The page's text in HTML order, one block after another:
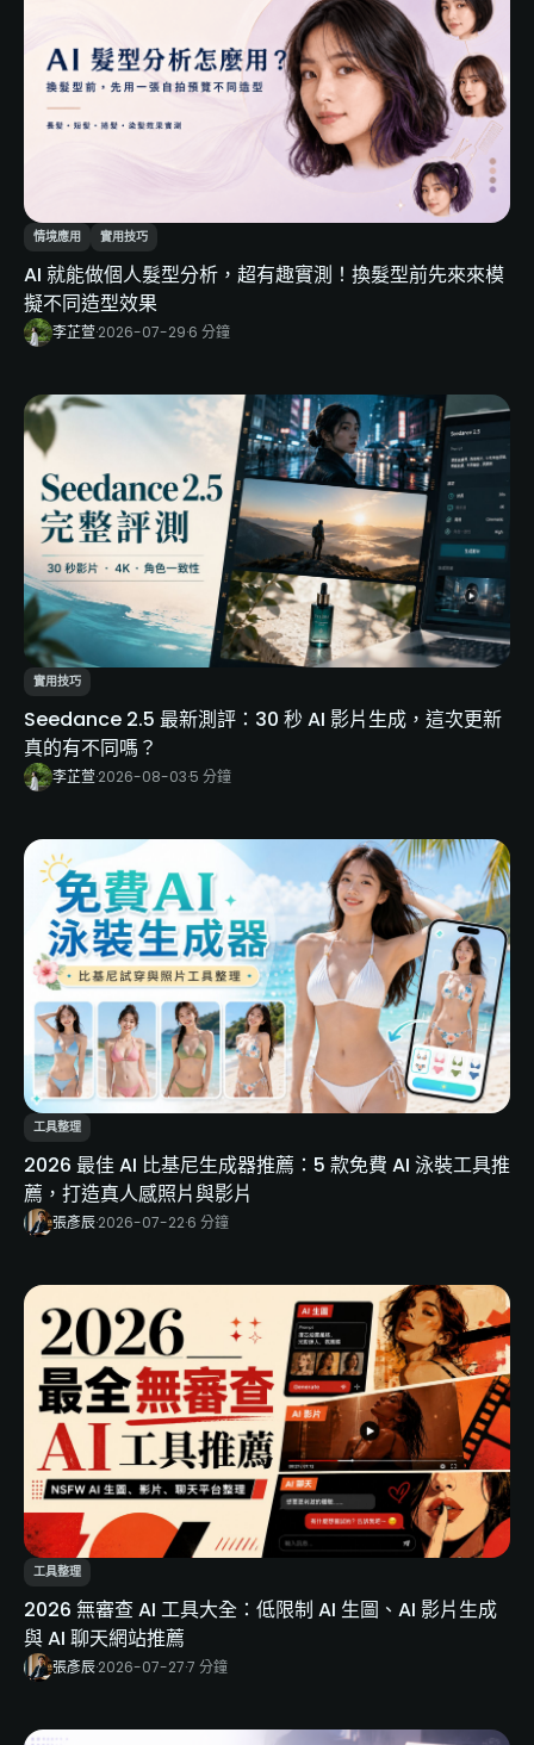
情境應用 實用技巧
AI 就能做個人髮型分析，超有趣實測！換髮型前先來來模
擬不同造型效果
李芷萱·2026-07-29·6 分鐘
實用技巧
Seedance 2.5 最新測評：30 秒 AI 影片生成，這次更新
真的有不同嗎？
李芷萱·2026-08-03·5 分鐘
工具整理
2026 最佳 AI 比基尼生成器推薦：5 款免費 AI 泳裝工具推
薦，打造真人感照片與影片
張彥辰·2026-07-22·6 分鐘
工具整理
2026 無審查 AI 工具大全：低限制 AI 生圖、AI 影片生成
與 AI 聊天網站推薦
張彥辰·2026-07-27·7 分鐘